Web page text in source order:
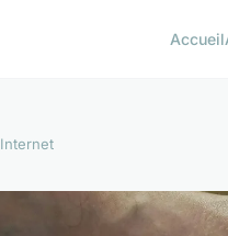
Accueil
Internet